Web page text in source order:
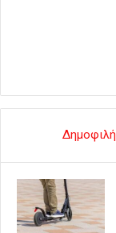
Δημοφιλή